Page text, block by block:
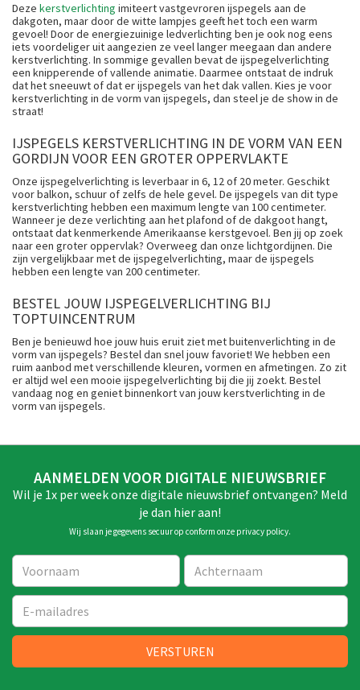
Deze kerstverlichting imiteert vastgevroren ijspegels aan de
dakgoten, maar door de witte lampjes geeft het toch een warm
gevoel! Door de energiezuinige ledverlichting ben je ook nog eens
iets voordeliger uit aangezien ze veel langer meegaan dan andere
kerstverlichting. In sommige gevallen bevat de ijspegelverlichting
een knipperende of vallende animatie. Daarmee ontstaat de indruk
dat het sneeuwt of dat er ijspegels van het dak vallen. Kies je voor
kerstverlichting in de vorm van ijspegels, dan steel je de show in de
straat!
IJSPEGELS KERSTVERLICHTING IN DE VORM VAN EEN
GORDIJN VOOR EEN GROTER OPPERVLAKTE
Onze ijspegelverlichting is leverbaar in 6, 12 of 20 meter. Geschikt
voor balkon, schuur of zelfs de hele gevel. De ijspegels van dit type
kerstverlichting hebben een maximum lengte van 100 centimeter.
Wanneer je deze verlichting aan het plafond of de dakgoot hangt,
ontstaat dat kenmerkende Amerikaanse kerstgevoel. Ben jij op zoek
naar een groter oppervlak? Overweeg dan onze lichtgordijnen. Die
zijn vergelijkbaar met de ijspegelverlichting, maar de ijspegels
hebben een lengte van 200 centimeter.
BESTEL JOUW IJSPEGELVERLICHTING BIJ
TOPTUINCENTRUM
Ben je benieuwd hoe jouw huis eruit ziet met buitenverlichting in de
vorm van ijspegels? Bestel dan snel jouw favoriet! We hebben een
ruim aanbod met verschillende kleuren, vormen en afmetingen. Zo zit
er altijd wel een mooie ijspegelverlichting bij die jij zoekt. Bestel
vandaag nog en geniet binnenkort van jouw kerstverlichting in de
vorm van ijspegels.
AANMELDEN VOOR DIGITALE NIEUWSBRIEF
Wil je 1x per week onze digitale nieuwsbrief ontvangen? Meld
je dan hier aan!
Wij slaan je gegevens secuur op conform onze privacy policy.